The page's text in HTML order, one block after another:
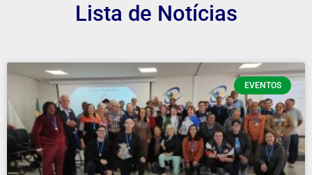
Lista de Notícias
EVENTOS